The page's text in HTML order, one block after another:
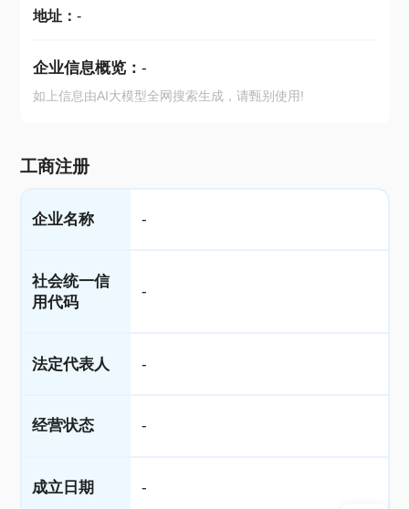
地址： -
企业信息概览： -
如上信息由AI大模型全网搜索生成，请甄别使用!
工商注册
企业名称 -
社会统一信
用代码
-
法定代表人 -
经营状态 -
成立日期 -